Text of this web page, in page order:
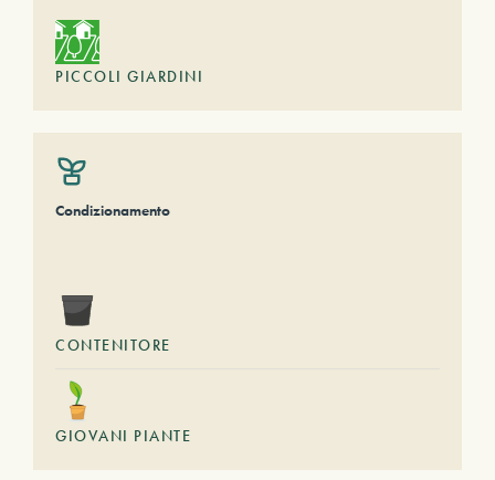
PICCOLI GIARDINI
Condizionamento
CONTENITORE
GIOVANI PIANTE